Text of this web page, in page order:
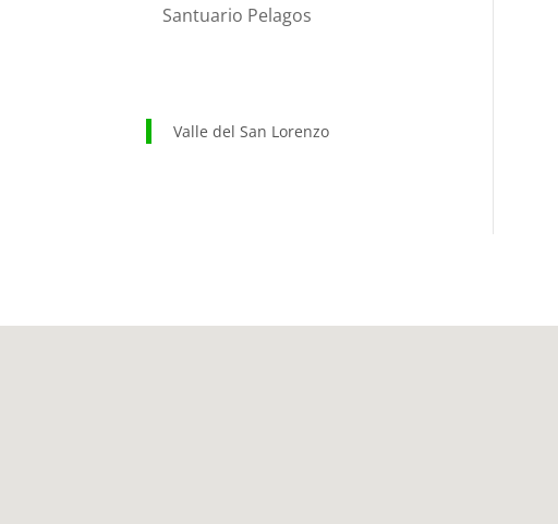
Santuario Pelagos
Valle del San Lorenzo